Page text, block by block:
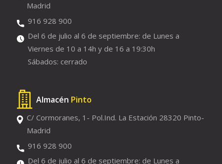
Madrid
916 928 900
Del 6 de julio al 6 de septiembre: de Lunes a
Viernes de 10 a 14h y de 16 a 19:30h
Sábados: cerrado
Almacén Pinto
C/ Cormoranes, 1- Pol.Ind. La Estación 28320 Pinto-
Madrid
916 928 900
Del 6 de julio al 6 de septiembre: de Lunes a